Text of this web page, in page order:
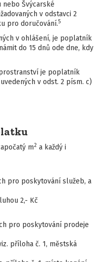
Švýcarské
v odstavci 2
pro doručování.5
v ohlášení, je poplatník
do 15 dnů ode dne, kdy
je poplatník
v odst. 2 písm. c)
m2 a každý i
pro poskytování služeb, a
2,- Kč
pro poskytování prodeje
příloha č. 1, městská